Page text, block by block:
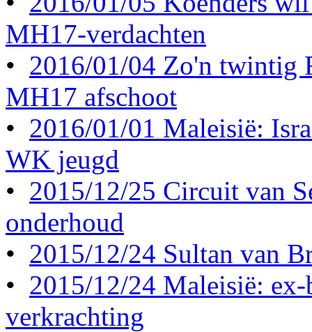
MH17-verdachten
• 2016/01/04 Zo'n twintig
MH17 afschoot
• 2016/01/01 Maleisië:
WK jeugd
• 2015/12/25 Circuit van
onderhoud
• 2015/12/24 Sultan van
• 2015/12/24 Maleisië:
verkrachting